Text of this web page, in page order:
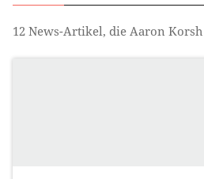
12 News-Artikel, die Aaron Korsh